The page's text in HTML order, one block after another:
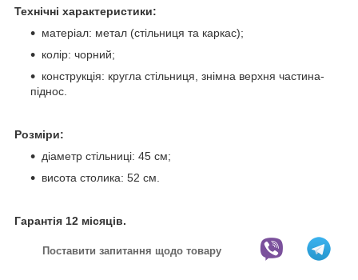
Технічні характеристики:
матеріал: метал (стільниця та каркас);
колір: чорний;
конструкція: кругла стільниця, знімна верхня частина-
піднос.
Розміри:
діаметр стільниці: 45 см;
висота столика: 52 см.
Гарантія 12 місяців.
Поставити запитання щодо товару